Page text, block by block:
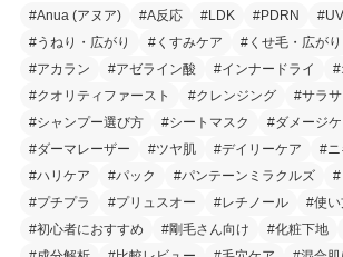
#Anua (アヌア) #A反応 #LDK #PDRN
#うねり・広がり
#くすみケア #くせ毛・広がり
#アカラン
#アゼライン酸 #インナードライ
#
#クオリティファースト
#クレンジング #サラサ
#シャンプー選び方
#シートマスク
#ダメージ
#ダーマレーザー
#ツヤ肌 #デイリーケア
#ニ
#ハリケア
#パック #パンテーンミラクルズ
#
#プチプラ
#プリュスオー #レチノール
#使い
#初心者におすすめ
#剛毛さん向け #化粧下地